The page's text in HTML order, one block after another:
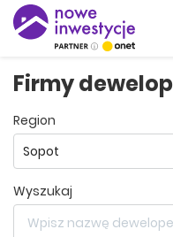
Firmy
region
wyszukaj